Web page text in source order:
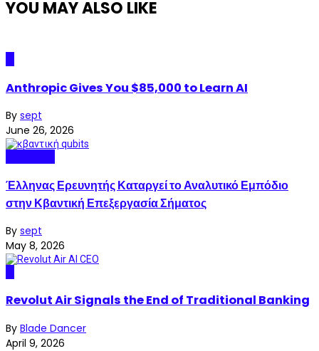
YOU MAY ALSO LIKE
Anthropic Gives You $85,000 to Learn AI
By sept
June 26, 2026
Έλληνας Ερευνητής Καταργεί το Αναλυτικό Εμπόδιο
στην Κβαντική Επεξεργασία Σήματος
By sept
May 8, 2026
Revolut Air Signals the End of Traditional Banking
By Blade Dancer
April 9, 2026